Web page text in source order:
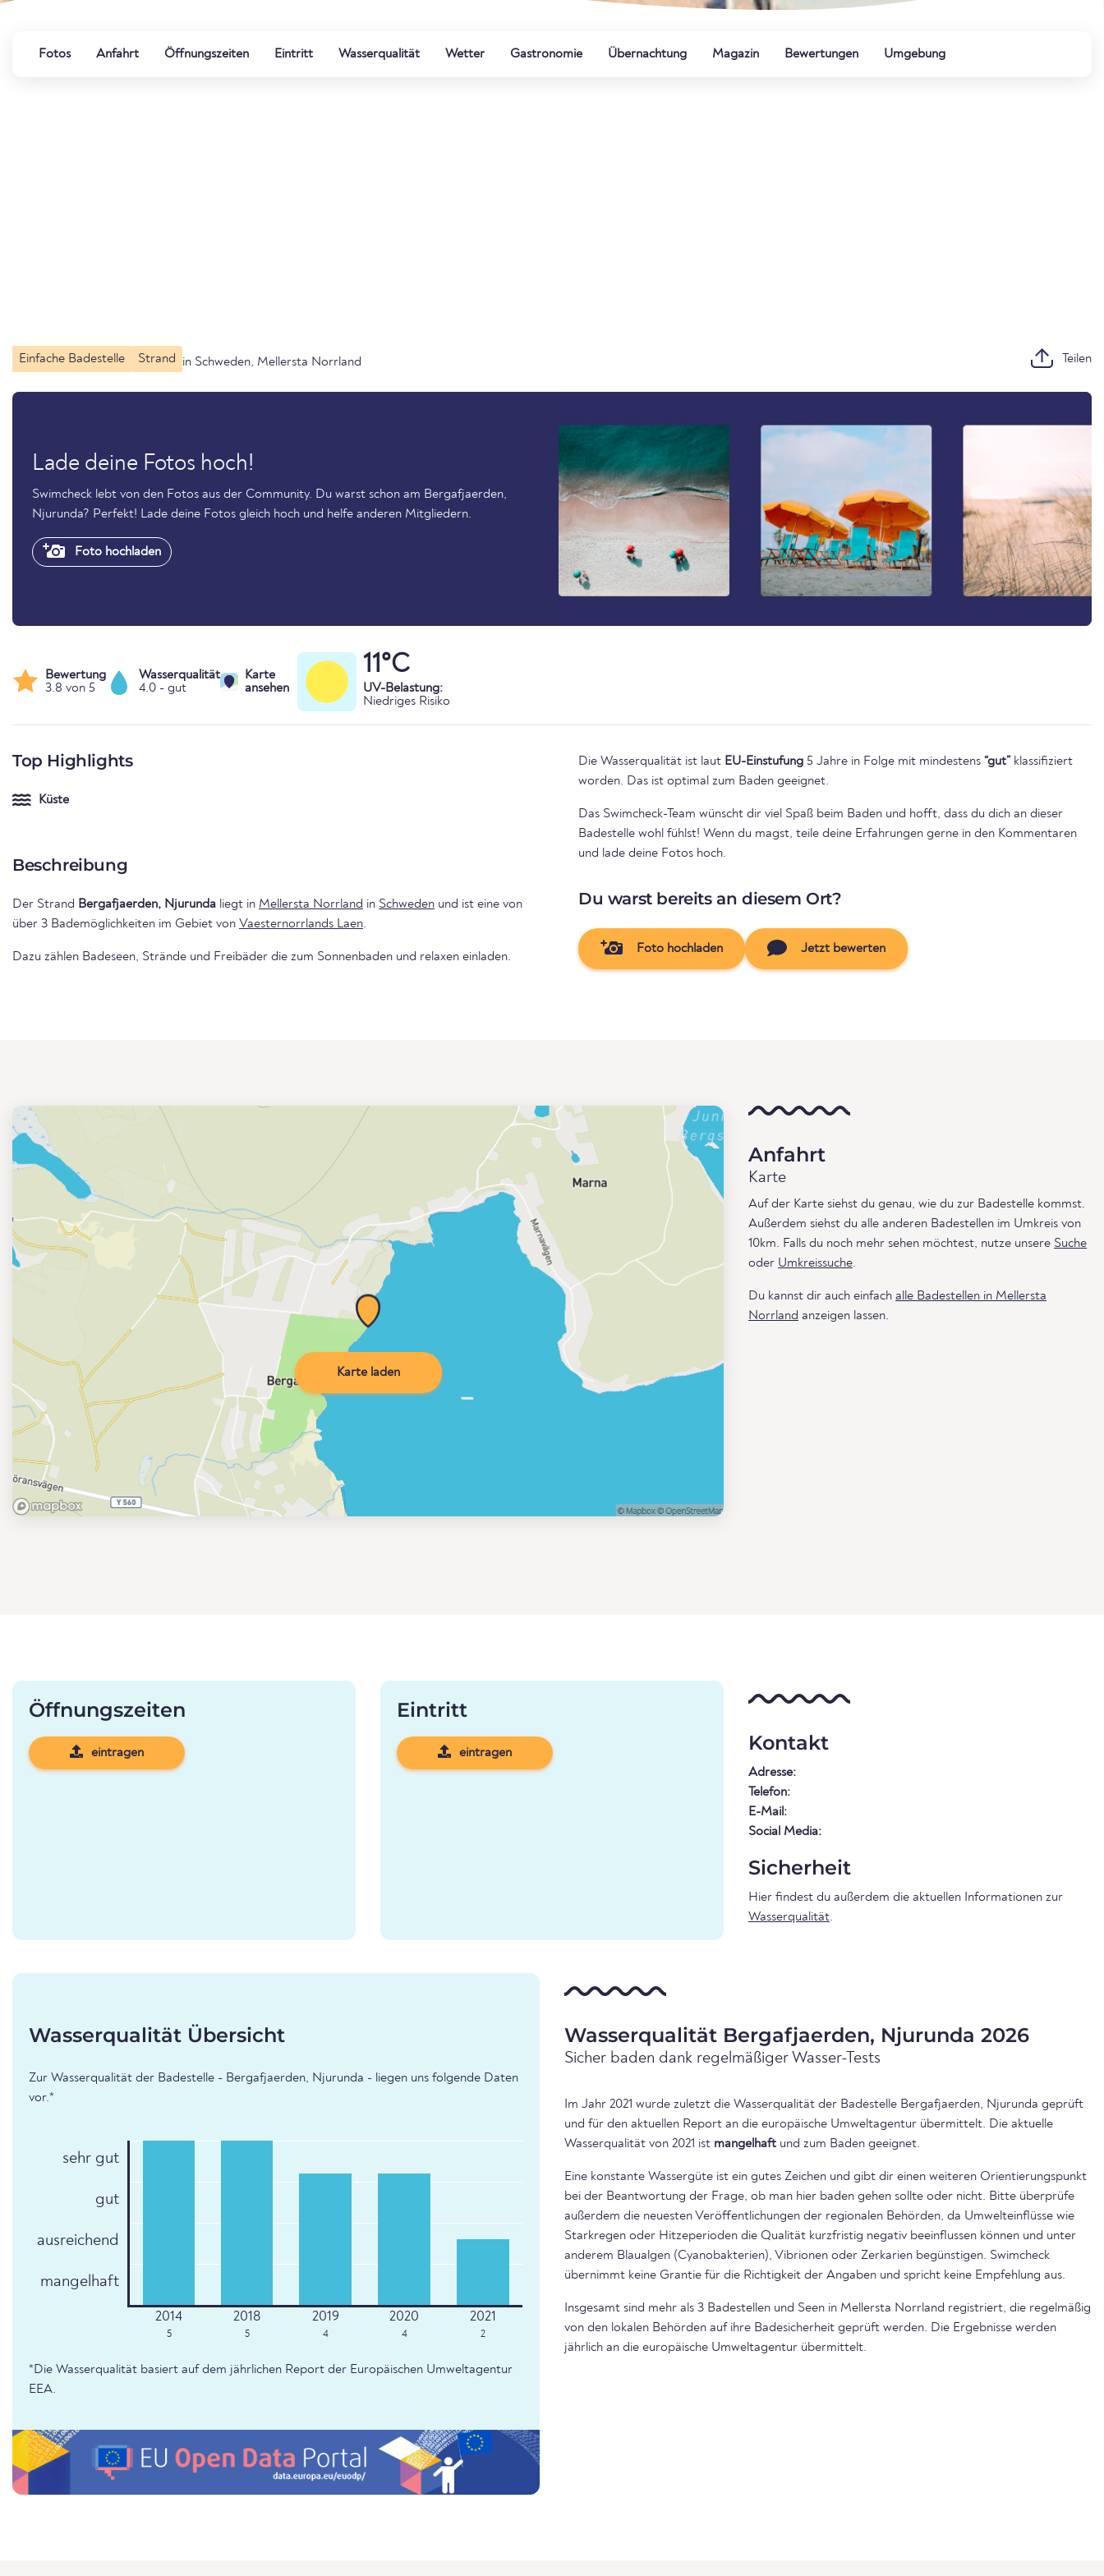
Fotos Anfahrt Öffnungszeiten Eintritt Wasserqualität Wetter Gastronomie Übernachtung Magazin Bewertungen Umgebung
Einfache Badestelle Strand in Schweden, Mellersta Norrland Teilen
Lade deine Fotos hoch!
Swimcheck lebt von den Fotos aus der Community. Du warst schon am Bergafjaerden,
Njurunda? Perfekt! Lade deine Fotos gleich hoch und helfe anderen Mitgliedern.
Foto hochladen
Bewertung
3.8 von 5
Wasserqualität
4.0 - gut
Karte
ansehen
11°C
UV-Belastung:
Niedriges Risiko
Top Highlights
Küste
Beschreibung
Der Strand Bergafjaerden, Njurunda liegt in Mellersta Norrland in Schweden und ist eine von
über 3 Bademöglichkeiten im Gebiet von Vaesternorrlands Laen.
Dazu zählen Badeseen, Strände und Freibäder die zum Sonnenbaden und relaxen einladen.
Die Wasserqualität ist laut EU-Einstufung 5 Jahre in Folge mit mindestens “gut”klassifiziert
worden. Das ist optimal zum Baden geeignet.
Das Swimcheck-Team wünscht dir viel Spaß beim Baden und hofft, dass du dich an dieser
Badestelle wohl fühlst! Wenn du magst, teile deine Erfahrungen gerne in den Kommentaren
und lade deine Fotos hoch.
Du warst bereits an diesem Ort?
Foto hochladen Jetzt bewerten
Karte laden
Anfahrt
Karte
Auf der Karte siehst du genau, wie du zur Badestelle kommst.
Außerdem siehst du alle anderen Badestellen im Umkreis von
10km. Falls du noch mehr sehen möchtest, nutze unsere Suche
oder Umkreissuche.
Du kannst dir auch einfach alle Badestellen in Mellersta
Norrland anzeigen lassen.
Öffnungszeiten
eintragen
Eintritt
eintragen Kontakt
Adresse:
Telefon:
E-Mail:
Social Media:
Sicherheit
Hier findest du außerdem die aktuellen Informationen zur
Wasserqualität.
Wasserqualität Übersicht
Zur Wasserqualität der Badestelle - Bergafjaerden, Njurunda - liegen uns folgende Daten
vor.*
sehr gut
gut
ausreichend
mangelhaft
5 5 4 4 2
*Die Wasserqualität basiert auf dem jährlichen Report der Europäischen Umweltagentur
EEA.
Wasserqualität Bergafjaerden, Njurunda 2026
Sicher baden dank regelmäßiger Wasser-Tests
Im Jahr 2021 wurde zuletzt die Wasserqualität der Badestelle Bergafjaerden, Njurunda geprüft
und für den aktuellen Report an die europäische Umweltagentur übermittelt. Die aktuelle
Wasserqualität von 2021 ist mangelhaft und zum Baden geeignet.
Eine konstante Wassergüte ist ein gutes Zeichen und gibt dir einen weiteren Orientierungspunkt
bei der Beantwortung der Frage, ob man hier baden gehen sollte oder nicht. Bitte überprüfe
außerdem die neuesten Veröffentlichungen der regionalen Behörden, da Umwelteinflüsse wie
Starkregen oder Hitzeperioden die Qualität kurzfristig negativ beeinflussen können und unter
anderem Blaualgen (Cyanobakterien), Vibrionen oder Zerkarien begünstigen. Swimcheck
übernimmt keine Grantie für die Richtigkeit der Angaben und spricht keine Empfehlung aus.
Insgesamt sind mehr als 3 Badestellen und Seen in Mellersta Norrland registriert, die regelmäßig
von den lokalen Behörden auf ihre Badesicherheit geprüft werden. Die Ergebnisse werden
jährlich an die europäische Umweltagentur übermittelt.